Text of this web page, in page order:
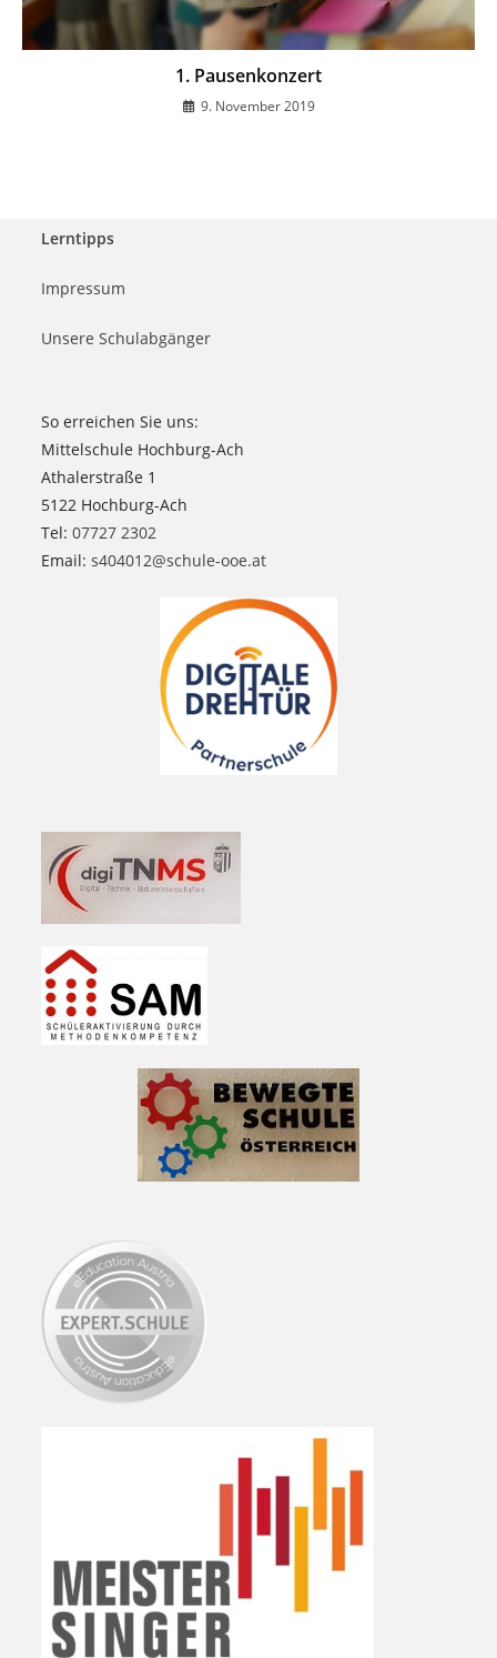
1. Pausenkonzert
9. November 2019
Lerntipps
Impressum
Unsere Schulabgänger
So erreichen Sie uns:
Mittelschule Hochburg-Ach
Athalerstraße 1
5122 Hochburg-Ach
Tel:07727 2302
Email:s404012@schule-ooe.at